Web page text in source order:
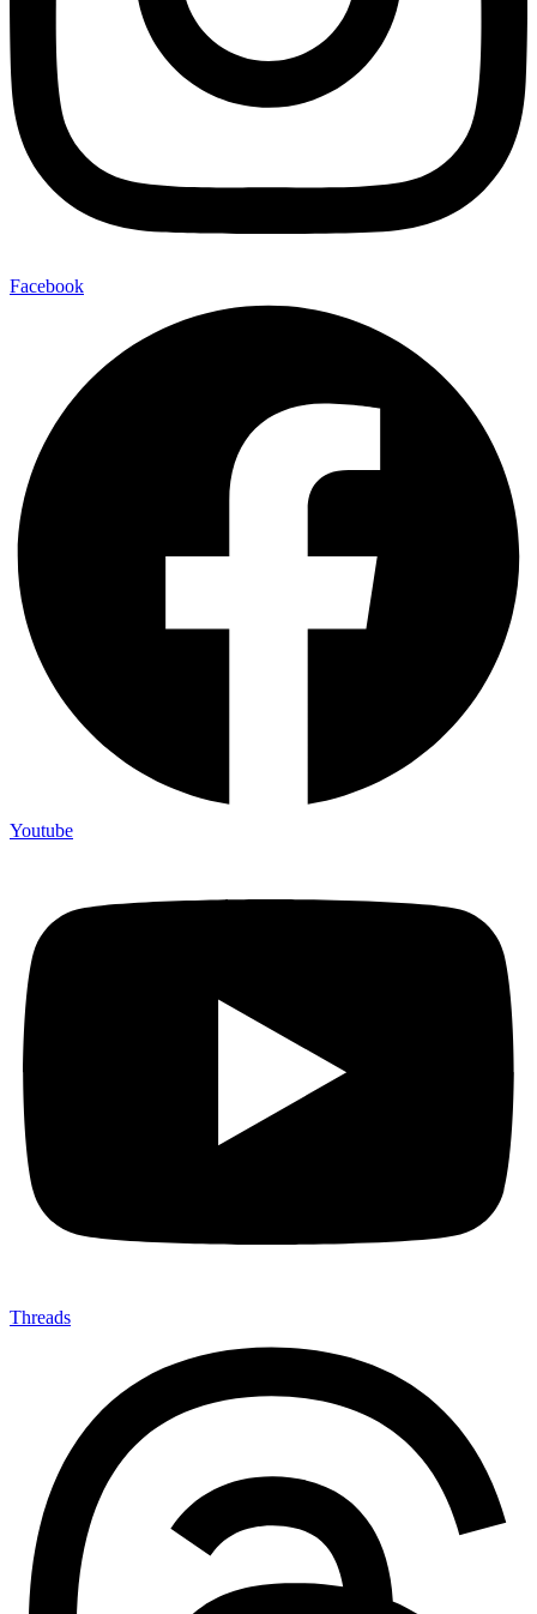
Facebook
Youtube
Threads